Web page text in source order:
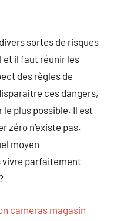
sortes de risques
et il faut réunir les
des règles de
ces dangers,
le plus possible. Il est
zéro n’existe pas.
moyen
vivre parfaitement
cameras magasin